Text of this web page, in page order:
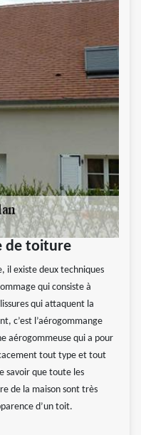
de toiture
il existe deux techniques
qui consiste à
qui attaquent la
c’est l’aérogommange
aérogommeuse qui a pour
tout type et tout
savoir que toute les
de la maison sont très
d’un toit.